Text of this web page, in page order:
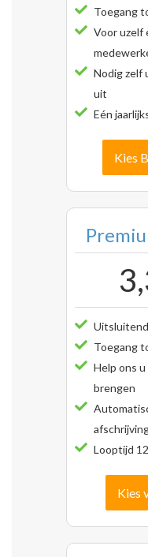
Toegang
Voor uzelf
Nodig zelf
uit
Eén
Kies
Toegang
Help ons
brengen
Looptijd
Kies